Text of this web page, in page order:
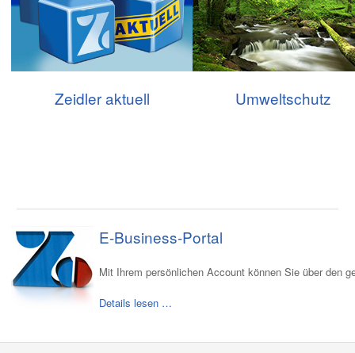
Zeidler aktuell Umweltschutz
E-Business-Portal
Mit Ihrem persönlichen Account können Sie über den
Details lesen …